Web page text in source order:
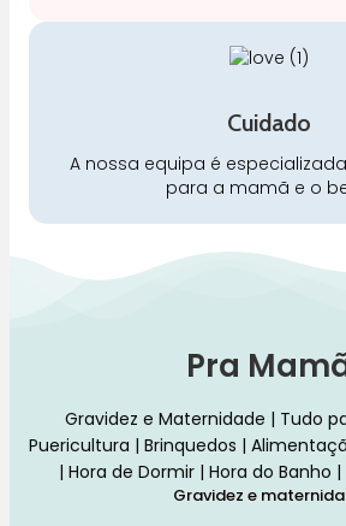
Cuidado
A nossa equipa é
para a mamã e o
Pra
Gravidez e Maternidade | Tudo
Puericultura | Brinquedos |
| Hora de Dormir | Hora do Banho
Gravidez e